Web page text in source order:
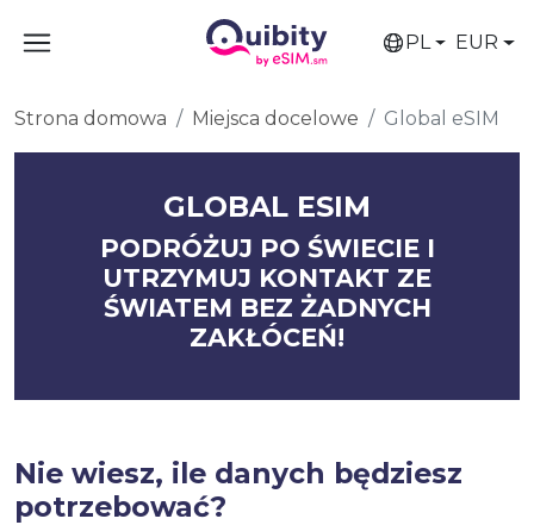
PL EUR
Strona domowa Miejsca docelowe Global eSIM
GLOBAL ESIM
PODRÓŻUJ PO ŚWIECIE I
UTRZYMUJ KONTAKT ZE
ŚWIATEM BEZ ŻADNYCH
ZAKŁÓCEŃ!
Nie wiesz, ile danych będziesz
potrzebować?